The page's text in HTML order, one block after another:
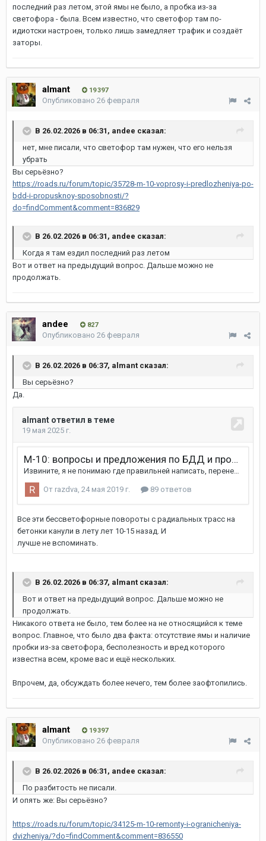
последний раз летом, этой ямы не было, а пробка из-за
светофора - была. Всем известно, что светофор там по-
идиотски настроен, только лишь замедляет трафик и создаёт
заторы.
almant 19 397
Опубликовано 26 февраля
В 26.02.2026 в 06:31, andee сказал:
нет, мне писали, что светофор там нужен, что его нельзя
убрать
Вы серьёзно?
https://roads.ru/forum/topic/35728-m-10-voprosy-i-predlozheniya-po-
bdd-i-propusknoy-sposobnosti/?
do=findComment&comment=836829
В 26.02.2026 в 06:31, andee сказал:
Когда я там ездил последний раз летом
Вот и ответ на предыдущий вопрос. Дальше можно не
продолжать.
andee 827
Опубликовано 26 февраля
В 26.02.2026 в 06:37, almant сказал:
Вы серьёзно?
Да.
В 26.02.2026 в 06:37, almant сказал:
Вот и ответ на предыдущий вопрос. Дальше можно не
продолжать.
Никакого ответа не было, тем более на не относящийся к теме
вопрос. Главное, что было два факта: отсутствие ямы и наличие
пробки из-за светофора, бесполезность и вред которого
известна всем, кроме вас и ещё нескольких.
Впрочем, да, обсуждать более нечего, тем более заофтопились.
almant 19 397
Опубликовано 26 февраля
В 26.02.2026 в 06:31, andee сказал:
По разбитость не писали.
И опять же: Вы серьёзно?
https://roads.ru/forum/topic/34125-m-10-remonty-i-ogranicheniya-
dvizheniya/?do=findComment&comment=836550